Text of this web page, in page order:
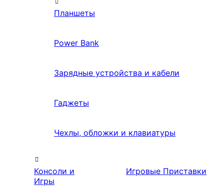
Планшеты
Power Bank
Зарядные устройства и кабели
Гаджеты
Чехлы, обложки и клавиатуры
Консоли и
Игры
Игровые Приставки